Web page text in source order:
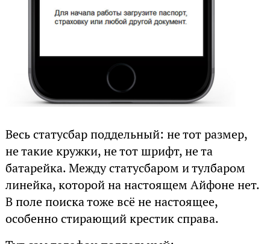
Весь статусбар поддельный: не тот размер,
не такие кружки, не тот шрифт, не та
батарейка. Между статусбаром и тулбаром
линейка, которой на настоящем Айфоне нет.
В поле поиска тоже всё не настоящее,
особенно стирающий крестик справа.